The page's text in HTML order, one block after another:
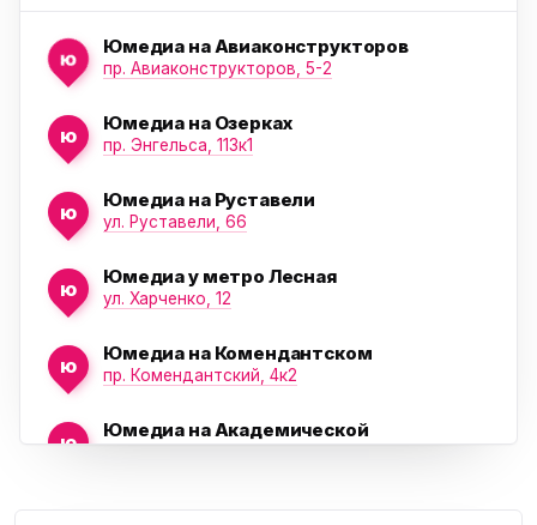
ю
Юмедиа на Авиаконструкторов
пр. Авиаконструкторов, 5-2
ю
Юмедиа на Озерках
пр. Энгельса, 113к1
ю
Юмедиа на Руставели
ул. Руставели, 66
ю
Юмедиа у метро Лесная
ул. Харченко, 12
ю
Юмедиа на Комендантском
пр. Комендантский, 4к2
ю
Юмедиа на Академической